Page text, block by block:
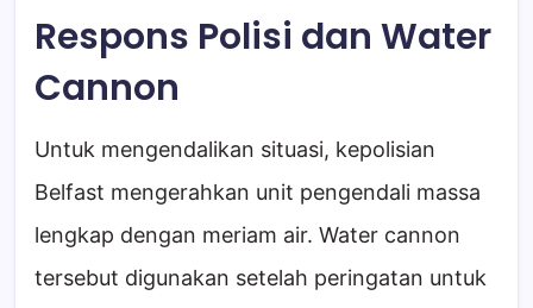
Respons Polisi dan Water
Cannon
Untuk mengendalikan situasi, kepolisian
Belfast mengerahkan unit pengendali massa
lengkap dengan meriam air. Water cannon
tersebut digunakan setelah peringatan untuk